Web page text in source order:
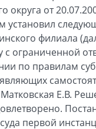
округа от
установил
филиала
ограниченной
по правилам
Е.В.
первой